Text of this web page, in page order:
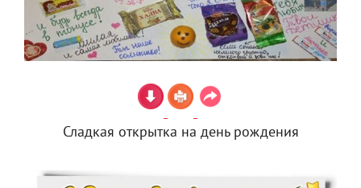
Сладкая открытка на день рождения